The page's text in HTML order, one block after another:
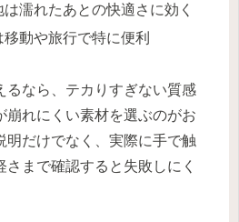
濡れたあとの快適さに効く
動や旅行で特に便利
るなら、テカりすぎない質感
崩れにくい素材を選ぶのがお
明だけでなく、実際に手で触
さまで確認すると失敗しにく